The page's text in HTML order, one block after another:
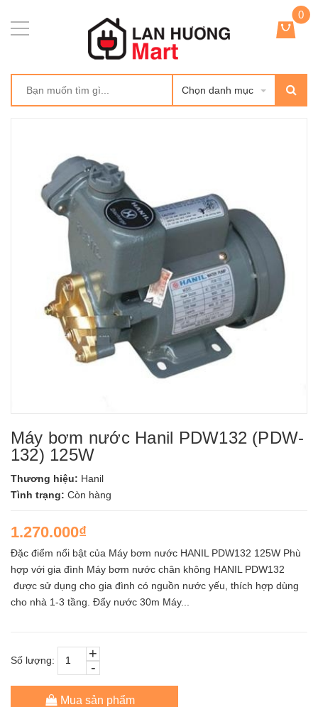
Chọn danh mục
0
Máy bơm nước Hanil PDW132 (PDW-
132) 125W
Thương hiệu: Hanil
Tình trạng: Còn hàng
1.270.000₫
Đặc điểm nổi bật của Máy bơm nước HANIL PDW132 125W Phù
hợp với gia đình Máy bơm nước chân không HANIL PDW132
được sử dụng cho gia đình có nguồn nước yếu, thích hợp dùng
cho nhà 1-3 tầng. Đẩy nước 30m Máy...
Số lượng: -
+
Mua sản phẩm